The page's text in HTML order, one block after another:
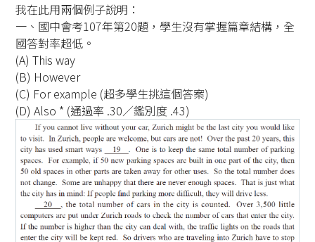
我在此用兩個例子說明：
一、國中會考107年第20題，學生沒有掌握篇章結構，全
國答對率超低。
(A) This way
(B) However
(C) For example (超多學生挑這個答案)
(D) Also * (通過率 .30／鑑別度 .43)